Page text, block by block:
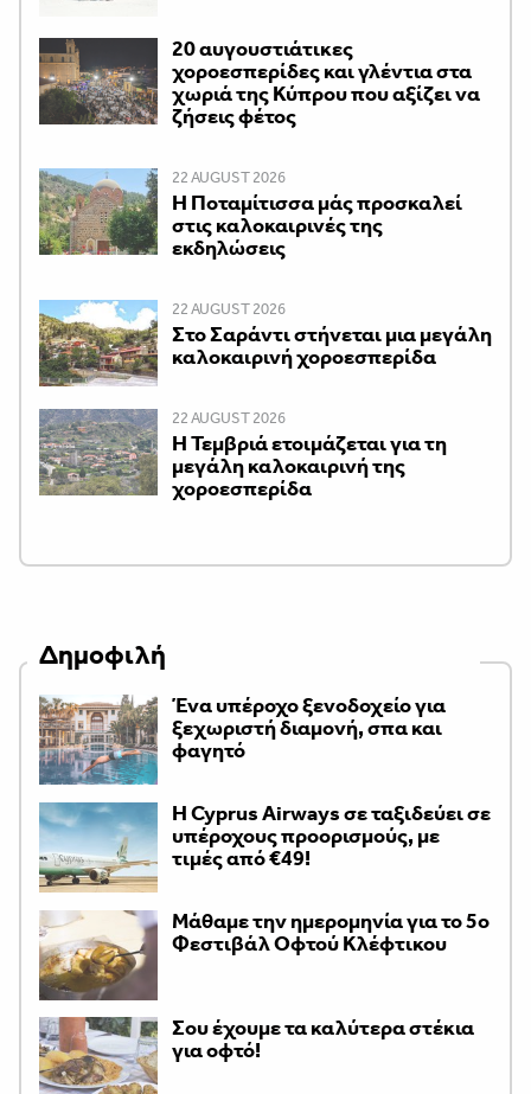
20 αυγουστιάτικες
χοροεσπερίδες και γλέντια στα
χωριά της Κύπρου που αξίζει να
ζήσεις φέτος
22 AUGUST 2026
Η Ποταμίτισσα μάς προσκαλεί
στις καλοκαιρινές της
εκδηλώσεις
22 AUGUST 2026
Στο Σαράντι στήνεται μια μεγάλη
καλοκαιρινή χοροεσπερίδα
22 AUGUST 2026
Η Τεμβριά ετοιμάζεται για τη
μεγάλη καλοκαιρινή της
χοροεσπερίδα
Δημοφιλή
Ένα υπέροχο ξενοδοχείο για
ξεχωριστή διαμονή, σπα και
φαγητό
H Cyprus Airways σε ταξιδεύει σε
υπέροχους προορισμούς, με
τιμές από €49!
Μάθαμε την ημερομηνία για το 5ο
Φεστιβάλ Οφτού Κλέφτικου
Σου έχουμε τα καλύτερα στέκια
για οφτό!